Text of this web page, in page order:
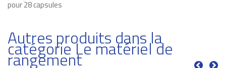
pour 28 capsules
Autres produits dans la
catégorie Le matériel de
rangement